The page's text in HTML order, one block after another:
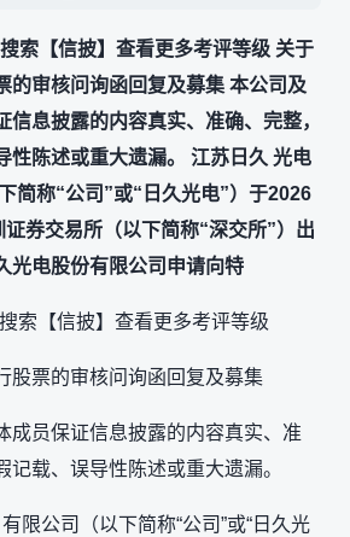
索【信披】查看更多考评等级 关于
的审核问询函回复及募集 本公司及
信息披露的内容真实、准确、完整，
性陈述或重大遗漏。 江苏日久 光电
简称“公司”或“日久光电”）于2026
券交易所（以下简称“深交所”）出
光电股份有限公司申请向特
索【信披】查看更多考评等级
股票的审核问询函回复及募集
成员保证信息披露的内容真实、准
记载、误导性陈述或重大遗漏。
限公司（以下简称“公司”或“日久光